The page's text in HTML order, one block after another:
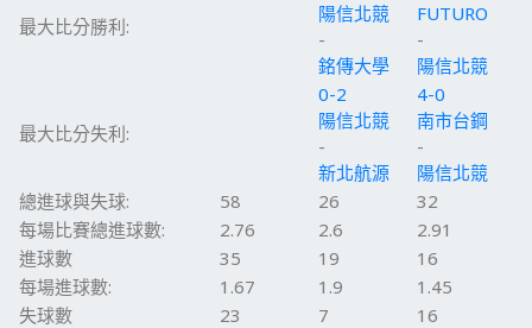
最大比分勝利:
陽信北競
-
銘傳大學
FUTURO
-
陽信北競
最大比分失利:
0-2
陽信北競
-
新北航源
4-0
南市台鋼
-
陽信北競
總進球與失球:
58 26
32
每場比賽總進球數:
2.76 2.6
2.91
進球數
35 19
16
每場進球數:
1.67 1.9
1.45
失球數
23 7
16